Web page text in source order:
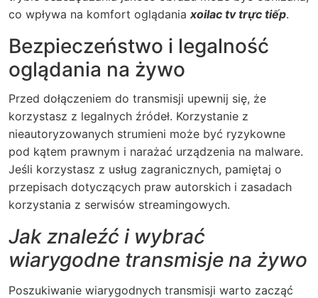
co wpływa na komfort oglądania xoilac tv trực tiếp.
Bezpieczeństwo i legalność
oglądania na żywo
Przed dołączeniem do transmisji upewnij się, że
korzystasz z legalnych źródeł. Korzystanie z
nieautoryzowanych strumieni może być ryzykowne
pod kątem prawnym i narażać urządzenia na malware.
Jeśli korzystasz z usług zagranicznych, pamiętaj o
przepisach dotyczących praw autorskich i zasadach
korzystania z serwisów streamingowych.
Jak znaleźć i wybrać
wiarygodne transmisje na żywo
Poszukiwanie wiarygodnych transmisji warto zacząć